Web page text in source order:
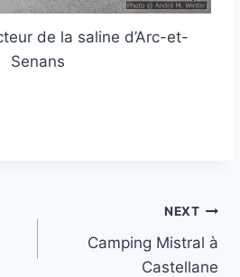
de la saline d’Arc-et-
Senans
NEXT
Camping Mistral à
Castellane